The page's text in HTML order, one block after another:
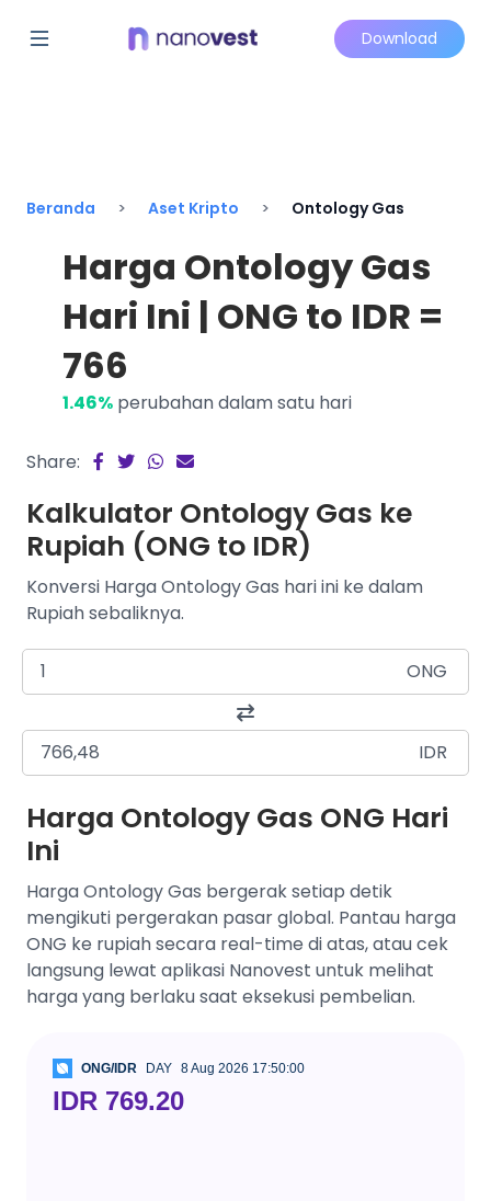
Download
Beranda Aset Kripto Ontology Gas
Harga Ontology Gas
Hari Ini | ONG to IDR =
766
1.46%perubahan dalam satu hari
Share:
Kalkulator Ontology Gas ke
Rupiah (ONG to IDR)
Konversi Harga Ontology Gas hari ini ke dalam
Rupiah sebaliknya.
ONG
IDR
Harga Ontology Gas ONG Hari
Ini
Harga Ontology Gas bergerak setiap detik
mengikuti pergerakan pasar global. Pantau harga
ONG ke rupiah secara real-time di atas, atau cek
langsung lewat aplikasi Nanovest untuk melihat
harga yang berlaku saat eksekusi pembelian.
ONG/IDR DAY 8 Aug 2026 17:50:00
IDR 769.20